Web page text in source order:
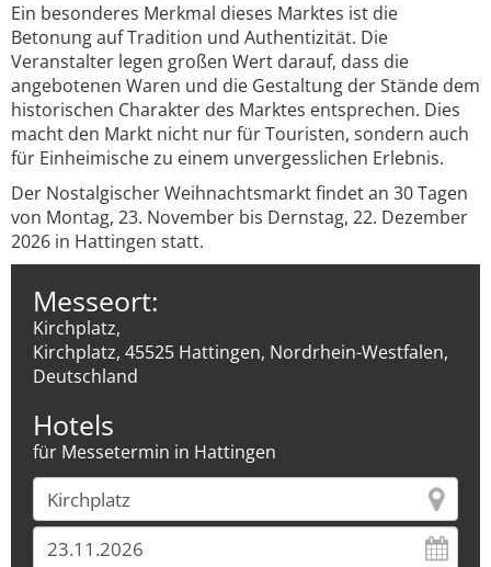
Ein besonderes Merkmal dieses Marktes ist die
Betonung auf Tradition und Authentizität. Die
Veranstalter legen großen Wert darauf, dass die
angebotenen Waren und die Gestaltung der Stände dem
historischen Charakter des Marktes entsprechen. Dies
macht den Markt nicht nur für Touristen, sondern auch
für Einheimische zu einem unvergesslichen Erlebnis.
Der Nostalgischer Weihnachtsmarkt findet an 30 Tagen
von Montag, 23. November bis Dernstag, 22. Dezember
2026 in Hattingen statt.
Messeort:
Kirchplatz,
Kirchplatz, 45525 Hattingen, Nordrhein-Westfalen,
Deutschland
Hotels
für Messetermin in Hattingen